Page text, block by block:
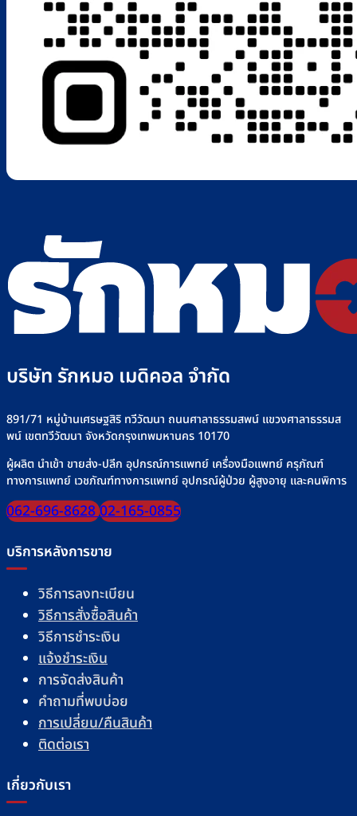
บริษัท รักหมอ เมดิคอล จำกัด
891/71 หมู่บ้านเศรษฐสิริ ทวีวัฒนา ถนนศาลาธรรมสพน์ แขวงศาลาธรรมส
พน์ เขตทวีวัฒนา จังหวัดกรุงเทพมหานคร 10170
ผู้ผลิต นำเข้า ขายส่ง-ปลีก อุปกรณ์การแพทย์ เครื่องมือแพทย์ ครุภัณฑ์
ทางการแพทย์ เวชภัณฑ์ทางการแพทย์ อุปกรณ์ผู้ป่วย ผู้สูงอายุ และคนพิการ
062-696-862802-165-0855
บริการหลังการขาย
วิธีการลงทะเบียน
วิธีการสั่งซื้อสินค้า
วิธีการชำระเงิน
แจ้งชำระเงิน
การจัดส่งสินค้า
คำถามที่พบบ่อย
การเปลี่ยน/คืนสินค้า
ติดต่อเรา
เกี่ยวกับเรา